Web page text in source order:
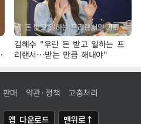
김혜수 "우린 돈 받고 일하는 프
리랜서…받는 만큼 해내야"
매 약관·정책 고충처리
앱 다운로드 맨위로↑